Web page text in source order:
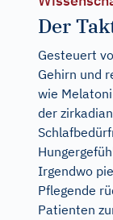
Der
Gesteuert
Gehirn und
wie
der
Irgendwo
Pflegende
Patienten